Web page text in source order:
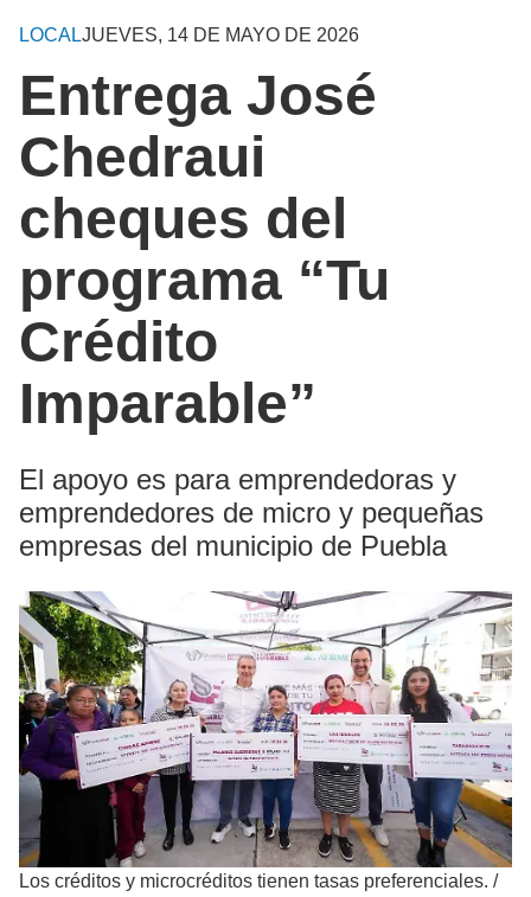
LOCALJUEVES, 14 DE MAYO DE 2026
Entrega José
Chedraui
cheques del
programa “Tu
Crédito
Imparable”
El apoyo es para emprendedoras y
emprendedores de micro y pequeñas
empresas del municipio de Puebla
Los créditos y microcréditos tienen tasas preferenciales. /